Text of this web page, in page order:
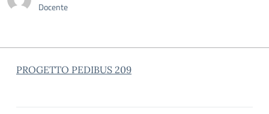
Docente
PROGETTO PEDIBUS 209